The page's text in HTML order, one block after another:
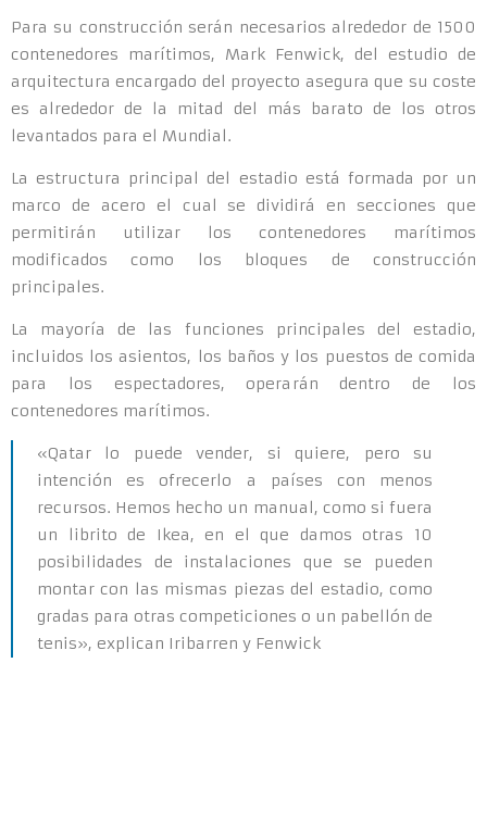
Para su construcción serán necesarios alrededor de 1500
contenedores marítimos, Mark Fenwick, del estudio de
arquitectura encargado del proyecto asegura que su coste
es alrededor de la mitad del más barato de los otros
levantados para el Mundial.
La estructura principal del estadio está formada por un
marco de acero el cual se dividirá en secciones que
permitirán utilizar los contenedores marítimos
modificados como los bloques de construcción
principales.
La mayoría de las funciones principales del estadio,
incluidos los asientos, los baños y los puestos de comida
para los espectadores, operarán dentro de los
contenedores marítimos.
«Qatar lo puede vender, si quiere, pero su
intención es ofrecerlo a países con menos
recursos. Hemos hecho un manual, como si fuera
un librito de Ikea, en el que damos otras 10
posibilidades de instalaciones que se pueden
montar con las mismas piezas del estadio, como
gradas para otras competiciones o un pabellón de
tenis», explican Iribarren y Fenwick